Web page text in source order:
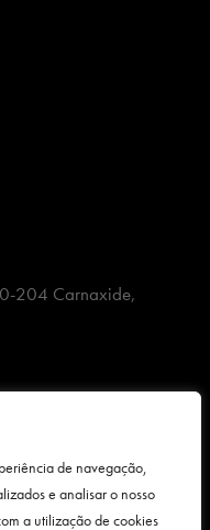
de navegação,
e analisar o nosso
a utilização de cookies
204 Carnaxide,